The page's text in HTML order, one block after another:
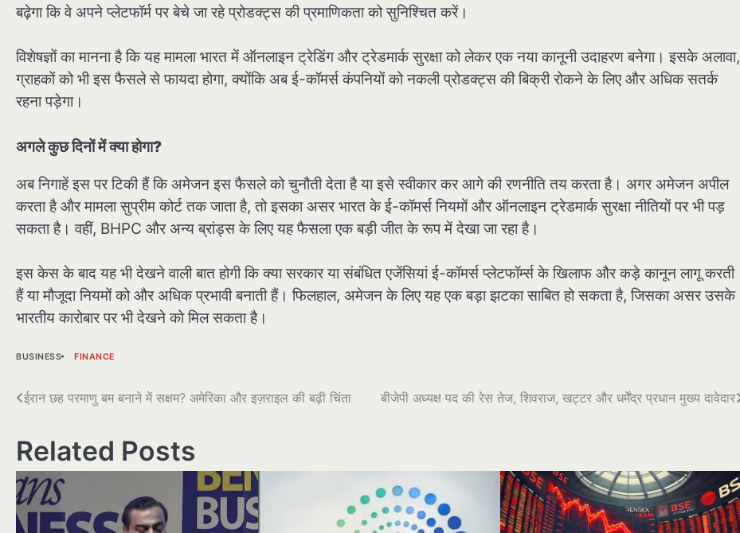
बढ़ेगा कि वे अपने प्लेटफॉर्म पर बेचे जा रहे प्रोडक्ट्स की प्रमाणिकता को सुनिश्चित करें।
विशेषज्ञों का मानना है कि यह मामला भारत में ऑनलाइन ट्रेडिंग और ट्रेडमार्क सुरक्षा को लेकर एक नया कानूनी उदाहरण बनेगा। इसके अलावा,
ग्राहकों को भी इस फैसले से फायदा होगा, क्योंकि अब ई-कॉमर्स कंपनियों को नकली प्रोडक्ट्स की बिक्री रोकने के लिए और अधिक सतर्क
रहना पड़ेगा।
अगले कुछ दिनों में क्या होगा?
अब निगाहें इस पर टिकी हैं कि अमेजन इस फैसले को चुनौती देता है या इसे स्वीकार कर आगे की रणनीति तय करता है। अगर अमेजन अपील
करता है और मामला सुप्रीम कोर्ट तक जाता है, तो इसका असर भारत के ई-कॉमर्स नियमों और ऑनलाइन ट्रेडमार्क सुरक्षा नीतियों पर भी पड़
सकता है। वहीं, BHPC और अन्य ब्रांड्स के लिए यह फैसला एक बड़ी जीत के रूप में देखा जा रहा है।
इस केस के बाद यह भी देखने वाली बात होगी कि क्या सरकार या संबंधित एजेंसियां ई-कॉमर्स प्लेटफॉर्म्स के खिलाफ और कड़े कानून लागू करती
हैं या मौजूदा नियमों को और अधिक प्रभावी बनाती हैं। फिलहाल, अमेजन के लिए यह एक बड़ा झटका साबित हो सकता है, जिसका असर उसके
भारतीय कारोबार पर भी देखने को मिल सकता है।
BUSINESS FINANCE
पोस्ट
ईरान छह परमाणु बम बनाने में सक्षम? अमेरिका और इज़राइल की बढ़ी चिंता बीजेपी अध्यक्ष पद की रेस तेज, शिवराज, खट्टर और धर्मेंद्र प्रधान मुख्य दावेदार
Related Posts